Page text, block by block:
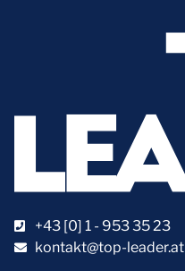
+43 [0] 1 - 953 35 23
kontakt@top-leader.at